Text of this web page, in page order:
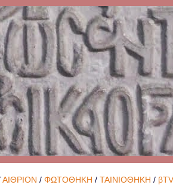
ΑΙΘΡΙΟΝ /ΦΩΤΟΘΗΚΗ /ΤΑΙΝΙΟΘΗΚΗ / βTV